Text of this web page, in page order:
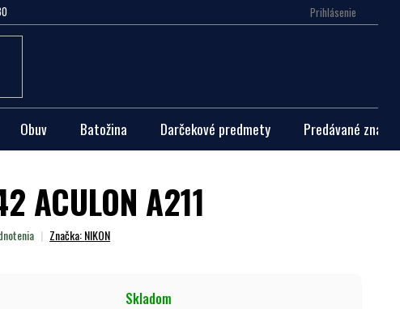
Prihlásenie
Obuv Batožina Darčekové predmety Predávané značky
ACULON A211
Značka:NIKON
Skladom